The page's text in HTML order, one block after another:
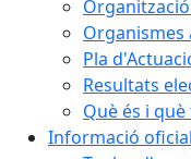
Pla
Resultats
Què és i
Informació oficial